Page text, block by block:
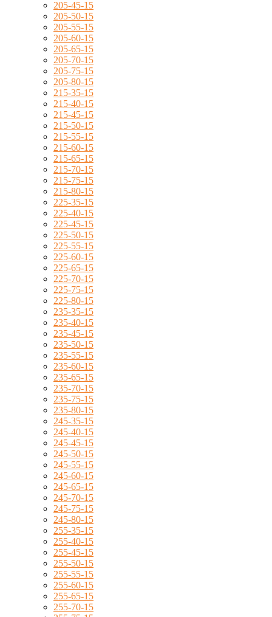
205-45-15
205-50-15
205-55-15
205-60-15
205-65-15
205-70-15
205-75-15
205-80-15
215-35-15
215-40-15
215-45-15
215-50-15
215-55-15
215-60-15
215-65-15
215-70-15
215-75-15
215-80-15
225-35-15
225-40-15
225-45-15
225-50-15
225-55-15
225-60-15
225-65-15
225-70-15
225-75-15
225-80-15
235-35-15
235-40-15
235-45-15
235-50-15
235-55-15
235-60-15
235-65-15
235-70-15
235-75-15
235-80-15
245-35-15
245-40-15
245-45-15
245-50-15
245-55-15
245-60-15
245-65-15
245-70-15
245-75-15
245-80-15
255-35-15
255-40-15
255-45-15
255-50-15
255-55-15
255-60-15
255-65-15
255-70-15